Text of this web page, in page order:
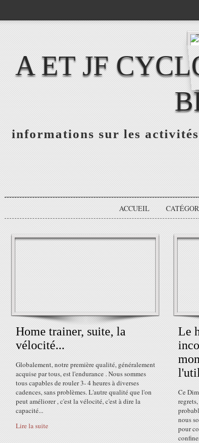
A ET JF
informations sur les
ACCUEIL
Home trainer, suite, la
vélocité...
Globalement, notre première qualité, généralement
acquise par tous, est l'endurance . Nous sommes
tous capables de rouler 3- 4 heures à diverses
cadences, sans problèmes. L'autre qualité que l'on
peut améliorer , c'est la vélocité, c'est à dire la
capacité...
Lire la suite
Le
Ce
nous
pour